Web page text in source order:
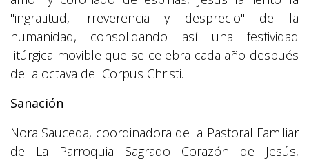
"ingratitud, irreverencia y desprecio" de la
humanidad, consolidando así una festividad
litúrgica movible que se celebra cada año después
de la octava del Corpus Christi.
Sanación
Nora Sauceda, coordinadora de la Pastoral Familiar
de La Parroquia Sagrado Corazón de Jesús,